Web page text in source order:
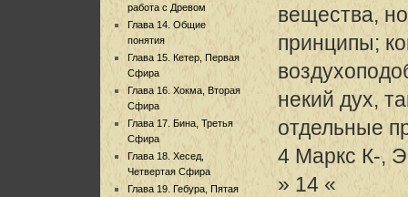
работа с Древом
Глава 14. Общие
понятия
Глава 15. Кетер, Первая
Сфира
Глава 16. Хокма, Вторая
Сфира
Глава 17. Бина, Третья
Сфира
Глава 18. Хесед,
Четвертая Сфира
Глава 19. Гебура, Пятая
вещества,
принципы;
некий дух,
отдельные
4 Маркс К-,
» 14 «